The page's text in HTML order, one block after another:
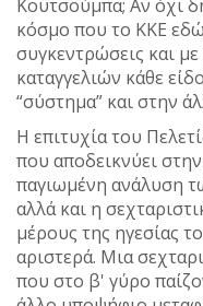
Κουτσούμπα; Αν όχι
κόσμο που το ΚΚΕ
συγκεντρώσεις και
καταγγελιών κάθε
“σύστημα” και στην
Η επιτυχία του
που αποδεικνύει
παγιωμένη ανάλυση
αλλά και η
μέρους της ηγεσίας
αριστερά. Μια
που στο β' γύρο